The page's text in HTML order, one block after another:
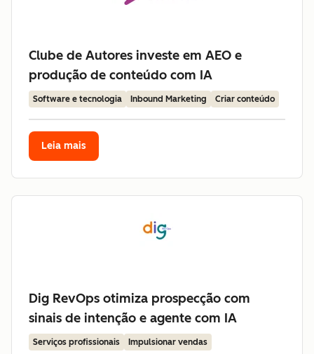
Clube de Autores investe em AEO e
produção de conteúdo com IA
Software e tecnologia Inbound Marketing Criar conteúdo
Leia mais
Dig RevOps otimiza prospecção com
sinais de intenção e agente com IA
Serviços profissionais Impulsionar vendas